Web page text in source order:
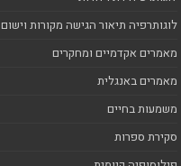
לוגותרפיה תיאור הגישה מקורות וישום
מאמרים אקדמיים ומחקרים
מאמרים באנגלית
משמעות בחיים
סקירת ספרות